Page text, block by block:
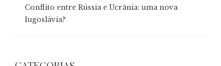
Conflito entre Rússia e Ucrânia: uma nova
Iugoslávia?